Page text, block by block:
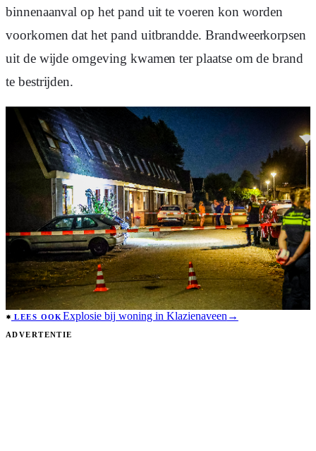
binnenaanval op het pand uit te voeren kon worden
voorkomen dat het pand uitbrandde. Brandweerkorpsen
uit de wijde omgeving kwamen ter plaatse om de brand
te bestrijden.
LEES OOK Explosie bij woning in Klazienaveen →
ADVERTENTIE